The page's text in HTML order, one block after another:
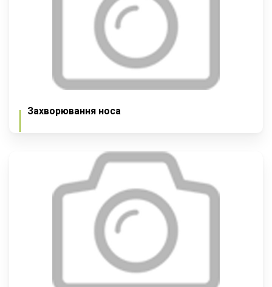
Захворювання носа